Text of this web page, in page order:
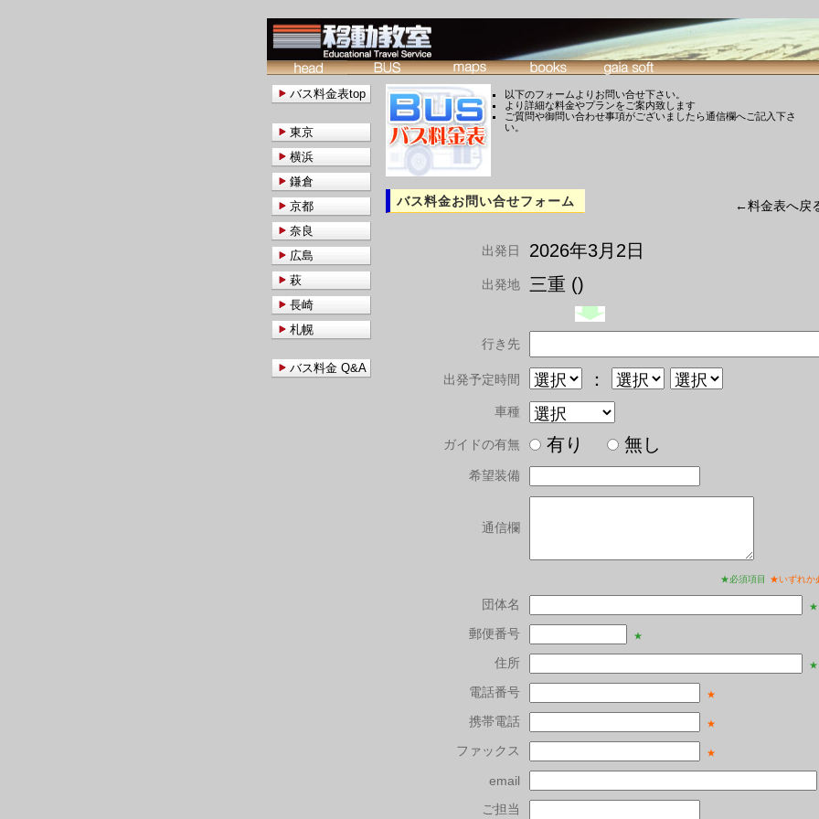
以下のフォームよりお問い合せ下さい。
より詳細な料金やプランをご案内致します
ご質問や御問い合わせ事項がございましたら通信欄へご記入下さ
い。
バス料金お問い合せフォーム ←料金表へ戻
出発日 2026年3月2日
出発地 三重 ()
行き先
出発予定時間 ：
車種
ガイドの有無 有り 無し
希望装備
通信欄
★必須項目 ★いずれか
団体名 ★
郵便番号 ★
住所 ★
電話番号 ★
携帯電話 ★
ファックス ★
email
ご担当
バス料金表top
東京
横浜
鎌倉
京都
奈良
広島
萩
長崎
札幌
バス料金 Q&A